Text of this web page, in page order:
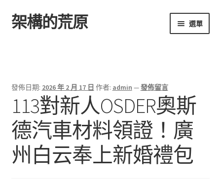
跳
至
跳
至
架構的荒原 選單
發佈日期: 2026 年 2 月 17 日 作者: admin —發佈留言
113對新人OSDER奧斯
德汽車材料領證！廣
州白云奉上新婚禮包